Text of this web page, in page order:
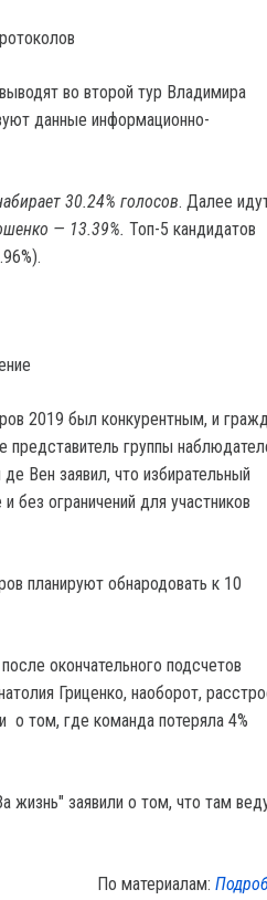
во второй тур Владимира
данные информационно-
30.24% голосов. Далее
— 13.39%. Топ-5 кандидатов
2019 был конкурентным, и
группы
Вен заявил, что избирательный
без ограничений для участников
планируют обнародовать к 10
окончательного подсчетов
Гриценко, наоборот,
о том, где команда потеряла 4%
заявили о том, что там
По материалам: